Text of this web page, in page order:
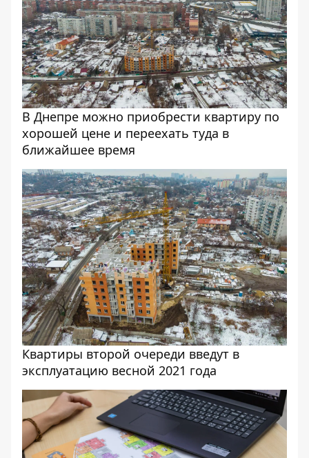
В Днепре можно приобрести квартиру по
хорошей цене и переехать туда в
ближайшее время
Квартиры второй очереди введут в
эксплуатацию весной 2021 года